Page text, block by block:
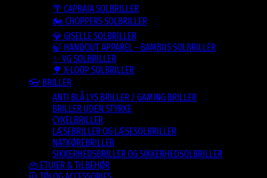
🌴 CAPRAIA SOLBRILLER
🏍️ CHOPPERS SOLBRILLER
💎 GISELLE SOLBRILLER
🍃 HANDOUT APPAREL – BAMBUS SOLBRILLER
✨ VG SOLBRILLER
🌳 X-LOOP SOLBRILLER
👓 BRILLER
ANTI BLÅ LYS BRILLER / GAMING BRILLER
BRILLER UDEN STYRKE
CYKELBRILLER
LÆSEBRILLER OG LÆSESOLBRILLER
NATKØREBRILLER
SIKKERHEDSBRILLER OG SIKKERHEDSOLBRILLER
👜 ETUIER & TILBEHØR